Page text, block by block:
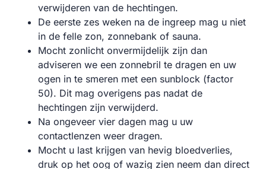
verwijderen van de hechtingen.
De eerste zes weken na de ingreep mag u niet
in de felle zon, zonnebank of sauna.
Mocht zonlicht onvermijdelijk zijn dan
adviseren we een zonnebril te dragen en uw
ogen in te smeren met een sunblock (factor
50). Dit mag overigens pas nadat de
hechtingen zijn verwijderd.
Na ongeveer vier dagen mag u uw
contactlenzen weer dragen.
Mocht u last krijgen van hevig bloedverlies,
druk op het oog of wazig zien neem dan direct